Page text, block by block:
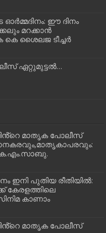
ഓര്‍മ്മദിനം: ഈ ദിനം
മറക്കാന്‍
കെ ശൈലജ ടീച്ചര്‍
ഏറ്റുമുട്ടൽ…
മാതൃക പോലീസ്
ഇനി പുതിയ രീതിയിൽ:
കേരളത്തിലെ
കാണാം
മാതൃക പോലീസ്